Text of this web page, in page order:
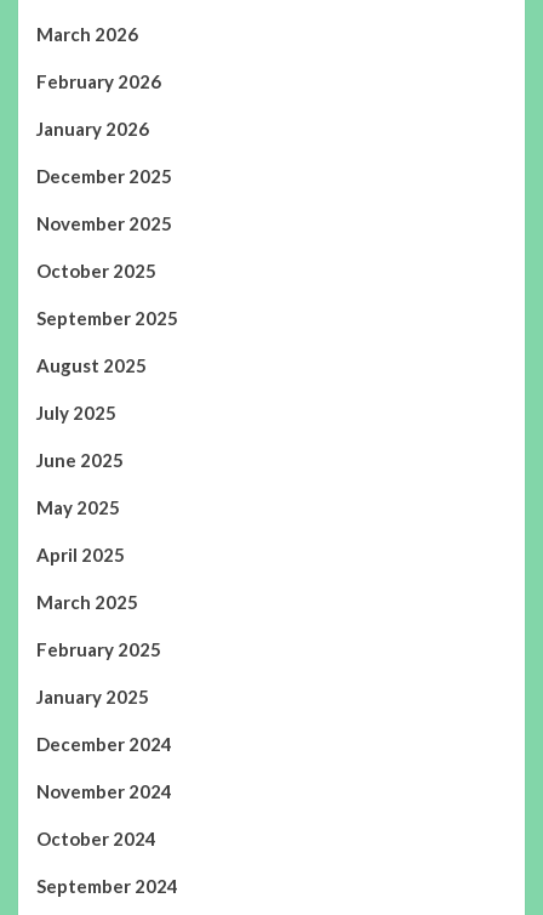
March 2026
February 2026
January 2026
December 2025
November 2025
October 2025
September 2025
August 2025
July 2025
June 2025
May 2025
April 2025
March 2025
February 2025
January 2025
December 2024
November 2024
October 2024
September 2024